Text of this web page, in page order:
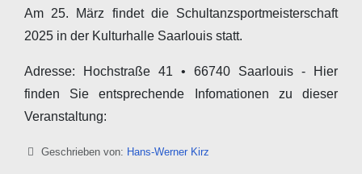
Am 25. März findet die Schultanzsportmeisterschaft
2025 in der Kulturhalle Saarlouis statt.
Adresse: Hochstraße 41 • 66740 Saarlouis - Hier
finden Sie entsprechende Infomationen zu dieser
Veranstaltung:
DetailsGeschrieben von: Hans-Werner Kirz